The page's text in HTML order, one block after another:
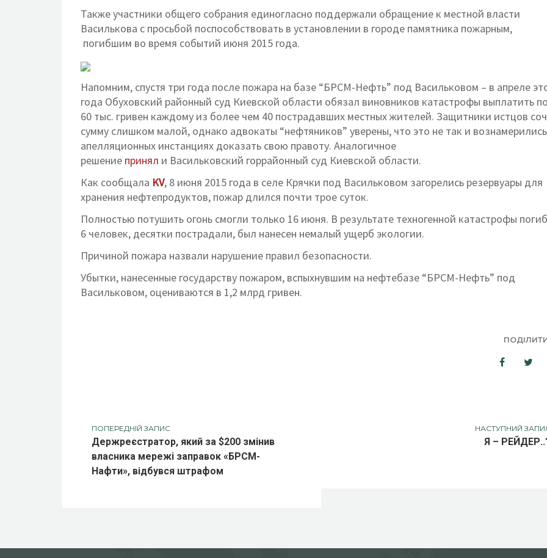
Также участники общего собрания единогласно поддержали обращение к местной власти
Василькова с просьбой поспособствовать в установлении в городе памятника пожарным,
погибшим во время событий июня 2015 года.
Напомним, спустя три года после пожара на базе “БРСМ-Нефть” под Васильковом – в апреле
года Обуховский районный суд Киевской области обязал виновников катастрофы выплатить по
60 тыс. гривен каждому из более чем 40 пострадавших местных жителей. Защитники истцов
сумму слишком малой, однако адвокаты “нефтяников” уверены, что это не так и
апелляционных инстанциях доказать свою правоту. Аналогичное
решение принял и Васильковский горрайонный суд Киевской области.
Как сообщала KV, 8 июня 2015 года в селе Крячки под Васильковом загорелись резервуары для
хранения нефтепродуктов, пожар длился почти трое суток.
Полностью потушить огонь смогли только 16 июня. В результате техногенной катастрофы
6 человек, десятки пострадали, был нанесен немалый ущерб экологии.
Причиной пожара назвали нарушение правил безопасности.
Убытки, нанесенные государству пожаром, вспыхнувшим на нефтебазе “БРСМ-Нефть” под
Васильковом, оцениваются в 1,2 млрд гривен.
ПОПЕРЕДНІЙ ЗАПИС
Держреєстратор, який за $200 змінив
власника мережі заправок «БРСМ-
Нафти», відбувся штрафом
НАСТУПНИЙ
Я –